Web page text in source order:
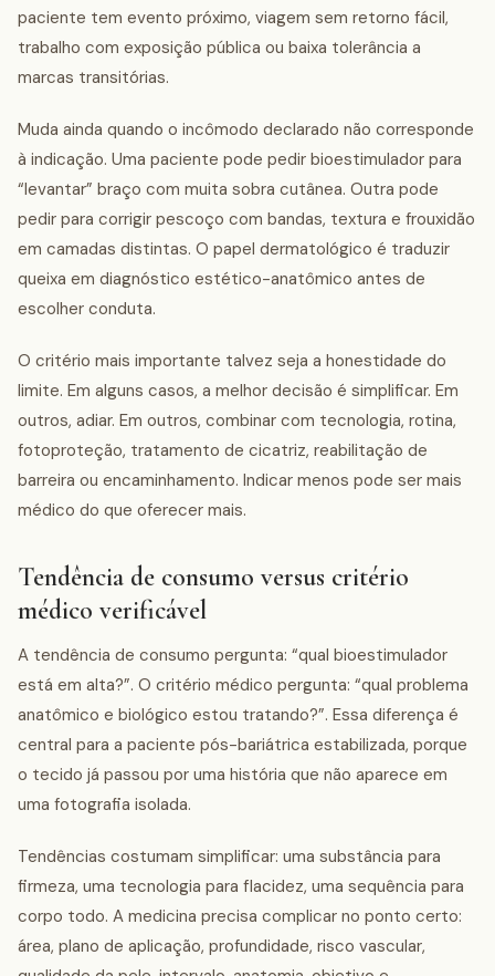
paciente tem evento próximo, viagem sem retorno fácil,
trabalho com exposição pública ou baixa tolerância a
marcas transitórias.
Muda ainda quando o incômodo declarado não corresponde
à indicação. Uma paciente pode pedir bioestimulador para
“levantar” braço com muita sobra cutânea. Outra pode
pedir para corrigir pescoço com bandas, textura e frouxidão
em camadas distintas. O papel dermatológico é traduzir
queixa em diagnóstico estético-anatômico antes de
escolher conduta.
O critério mais importante talvez seja a honestidade do
limite. Em alguns casos, a melhor decisão é simplificar. Em
outros, adiar. Em outros, combinar com tecnologia, rotina,
fotoproteção, tratamento de cicatriz, reabilitação de
barreira ou encaminhamento. Indicar menos pode ser mais
médico do que oferecer mais.
Tendência de consumo versus critério
médico verificável
A tendência de consumo pergunta: “qual bioestimulador
está em alta?”. O critério médico pergunta: “qual problema
anatômico e biológico estou tratando?”. Essa diferença é
central para a paciente pós-bariátrica estabilizada, porque
o tecido já passou por uma história que não aparece em
uma fotografia isolada.
Tendências costumam simplificar: uma substância para
firmeza, uma tecnologia para flacidez, uma sequência para
corpo todo. A medicina precisa complicar no ponto certo:
área, plano de aplicação, profundidade, risco vascular,